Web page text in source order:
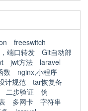
freeswitch
端口转发
Git自动部
jwt方法
laravel
数
nginx,小程序
计规范
tar恢复备
二步验证
伪
多网卡
字符串